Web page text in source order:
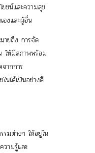
ชน์และความสุข
องและผู้อื่น
ายถึง การจัด
ให้มีสภาพพร้อม
ากการ
นได้เป็นอย่างดี
รมต่างๆ ให้อยู่ใน
ามรู้และ